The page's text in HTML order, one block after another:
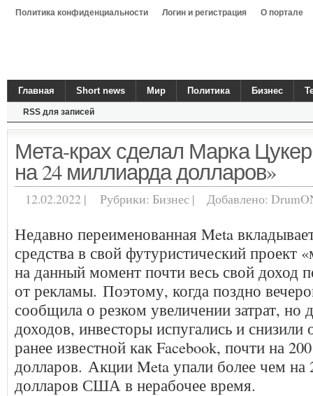
Политика конфиденциальности Логин и регистрация О портале
Главная Short news Мир Политика Бизнес
RSS для записей
Мета-крах сделал Марка
на 24 миллиарда долларов»
12.02.2022 | Рубрики: Бизнес | Добавлено:
Недавно переименованная Meta
средства в свой футуристический проект
на данный момент почти весь свой доход
от рекламы. Поэтому, когда поздно
сообщила о резком увеличении затрат, но
доходов, инвесторы испугались и
ранее известной как Facebook, почти на
долларов. Акции Meta упали более чем на
долларов США в нерабочее время.